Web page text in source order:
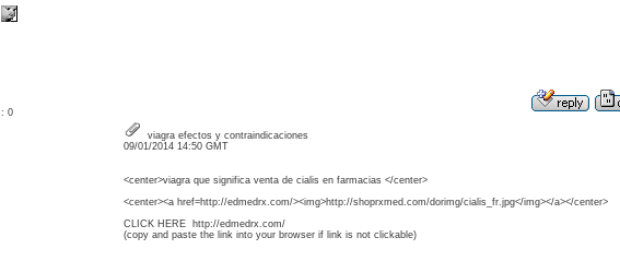
: 0
viagra efectos y contraindicaciones
09/01/2014 14:50 GMT
<center>viagra que significa venta de cialis en farmacias </center>
<center><a href=http://edmedrx.com/><img>http://shoprxmed.com/dorimg/cialis_fr.jpg</img></a></center>
CLICK HERE http://edmedrx.com/
(copy and paste the link into your browser if link is not clickable)